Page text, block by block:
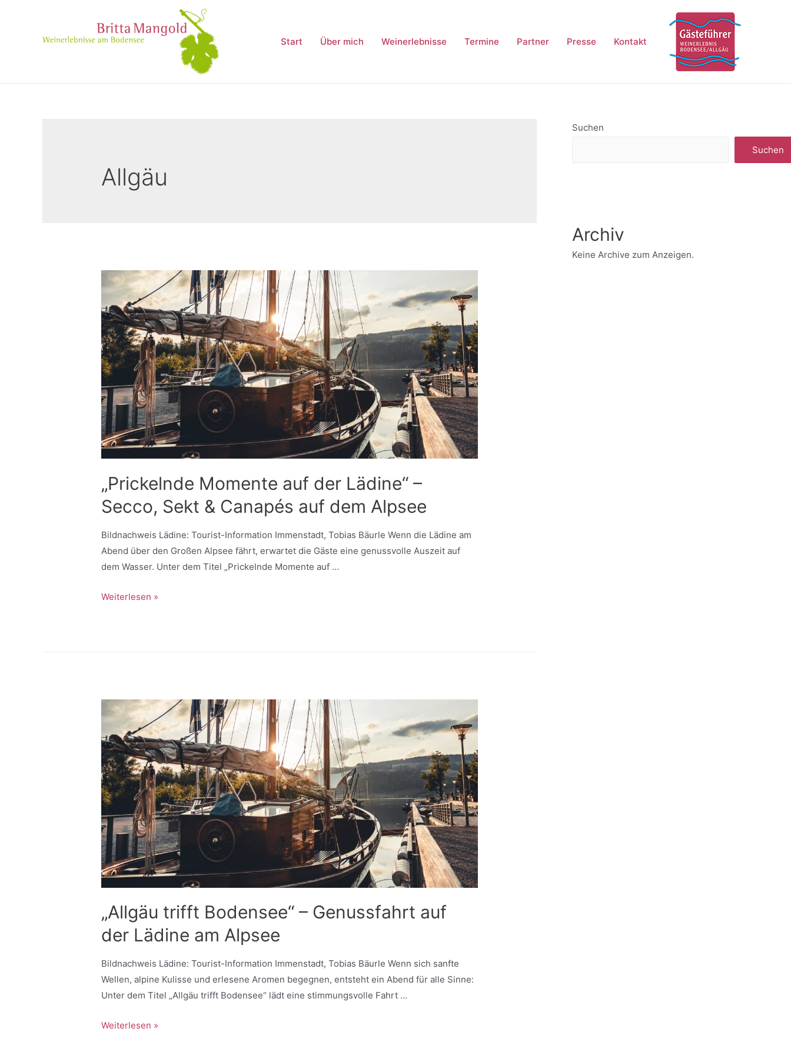
Start Über mich Weinerlebnisse Termine Partner Presse Kontakt
Allgäu
„Prickelnde Momente auf der Lädine“ –
Secco, Sekt & Canapés auf dem Alpsee
Bildnachweis Lädine: Tourist-Information Immenstadt, Tobias Bäurle Wenn die Lädine am
Abend über den Großen Alpsee fährt, erwartet die Gäste eine genussvolle Auszeit auf
dem Wasser. Unter dem Titel „Prickelnde Momente auf …
Weiterlesen »
„Allgäu trifft Bodensee“ – Genussfahrt auf
der Lädine am Alpsee
Bildnachweis Lädine: Tourist-Information Immenstadt, Tobias Bäurle Wenn sich sanfte
Wellen, alpine Kulisse und erlesene Aromen begegnen, entsteht ein Abend für alle Sinne:
Unter dem Titel „Allgäu trifft Bodensee“ lädt eine stimmungsvolle Fahrt …
Weiterlesen »
Suchen
Suchen
Archiv
Keine Archive zum Anzeigen.